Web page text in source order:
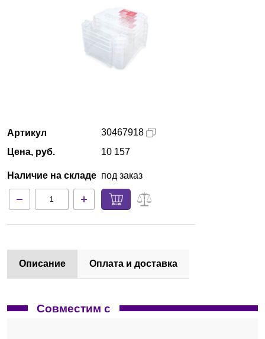
Производители
Доставка и оплата
Контакты
Артикул
Цена, руб.
Наличие на складе
30467918
10 157
под заказ
Описание Оплата и доставка
Совместим с